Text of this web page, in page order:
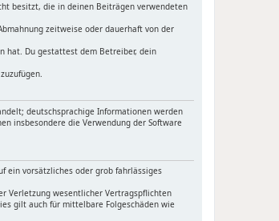
besitzt, die in deinen Beiträgen verwendeten
zeitweise oder dauerhaft von der
hat. Du gestattest dem Betreiber, dein
deutschsprachige Informationen werden
insbesondere die Verwendung der Software
ein vorsätzliches oder grob fahrlässiges
Verletzung wesentlicher Vertragspflichten
gilt auch für mittelbare Folgeschäden wie